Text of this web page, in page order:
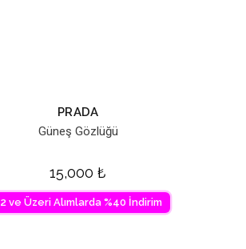
PRADA
Güneş Gözlüğü
15,000₺
2 ve Üzeri Alımlarda %40 İndirim